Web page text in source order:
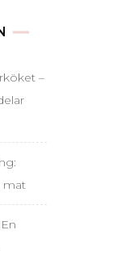
–
mat